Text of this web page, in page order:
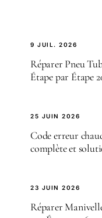
9 JUIL. 2026
Réparer Pneu
Étape par Étape
25 JUIN 2026
Code erreur
complète et
23 JUIN 2026
Réparer